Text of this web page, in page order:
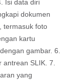
Isi data diri
dokumen
termasuk foto
kartu
gambar. 6.
SLIK. 7.
yang